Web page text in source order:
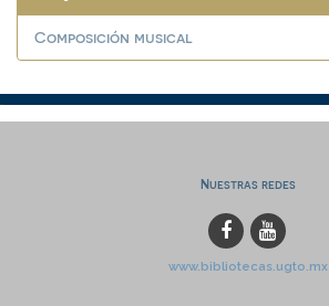
Composición musical
Nuestras redes
www.bibliotecas.ugto.mx